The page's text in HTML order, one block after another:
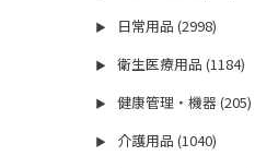
▶ 日常用品 (2998)
▶ 衛生医療用品 (1184)
▶ 健康管理・機器 (205)
▶ 介護用品 (1040)